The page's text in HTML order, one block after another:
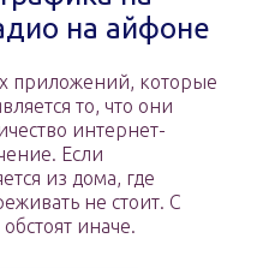
на айфоне
приложений, которые
то, что они
интернет-
Если
из дома, где
не стоит. С
иначе.